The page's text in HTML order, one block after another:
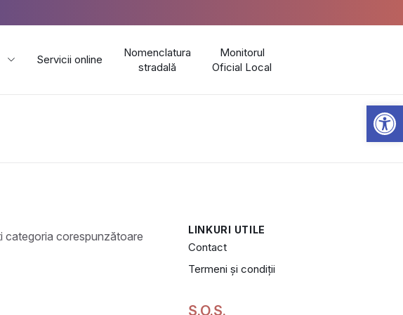
Servicii online
Nomenclatura
stradală
Monitorul
Oficial Local
LINKURI UTILE
Contact
Termeni și condiții
S.O.S.